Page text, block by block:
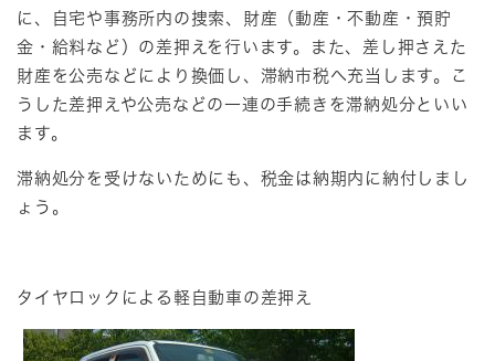
に、自宅や事務所内の捜索、財産（動産・不動産・預貯
金・給料など）の差押えを行います。また、差し押さえた
財産を公売などにより換価し、滞納市税へ充当します。こ
うした差押えや公売などの一連の手続きを滞納処分といい
ます。
滞納処分を受けないためにも、税金は納期内に納付しまし
ょう。
タイヤロックによる軽自動車の差押え